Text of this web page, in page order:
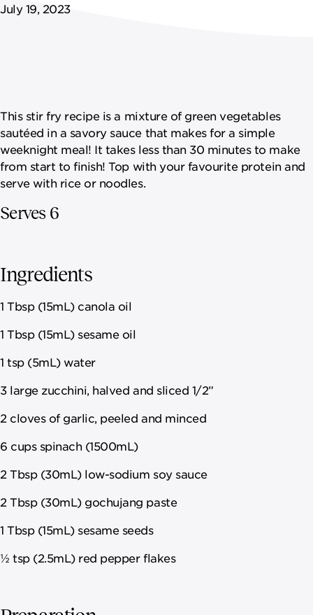
CAREERS
July 19, 2023
This stir fry recipe is a mixture of green vegetables
sautéed in a savory sauce that makes for a simple
weeknight meal! It takes less than 30 minutes to make
from start to finish! Top with your favourite protein and
serve with rice or noodles.
Serves 6
Ingredients
1 Tbsp (15mL) canola oil
1 Tbsp (15mL) sesame oil
1 tsp (5mL) water
3 large zucchini, halved and sliced 1/2”
2 cloves of garlic, peeled and minced
6 cups spinach (1500mL)
2 Tbsp (30mL) low-sodium soy sauce
2 Tbsp (30mL) gochujang paste
1 Tbsp (15mL) sesame seeds
½ tsp (2.5mL) red pepper flakes